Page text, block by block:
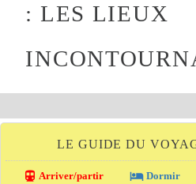
: LES LIEUX
LE GUIDE DU
directions_transit Arriver/partir local_hotel Dormir